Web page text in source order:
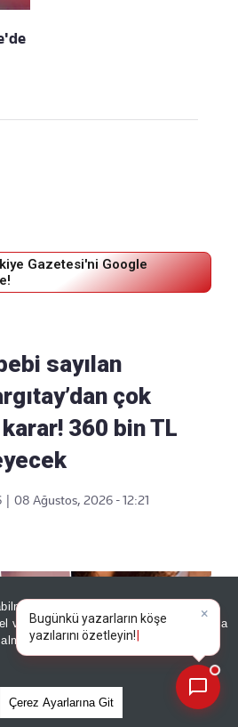
adına sitemizde
verileriniz, KVKK ve GDPR kapsamında
almak içinAydınlatma Metnimizi
Çerez Ayarlarına Git
Gazetesi'ni Google
sayılan
çok
360 bin TL
08 Ağustos, 2026 - 12:21
×
Bugünkü yazarların köşe
yazıların|